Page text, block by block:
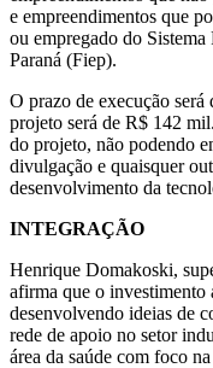
e empreendimentos que
ou empregado do
Paraná (Fiep).
O prazo de execução
projeto será de R$ 142
do projeto, não podendo
divulgação e quaisquer
desenvolvimento da
INTEGRAÇÃO
Henrique Domakoski,
afirma que o investimento
desenvolvendo ideias de
rede de apoio no setor
área da saúde com foco